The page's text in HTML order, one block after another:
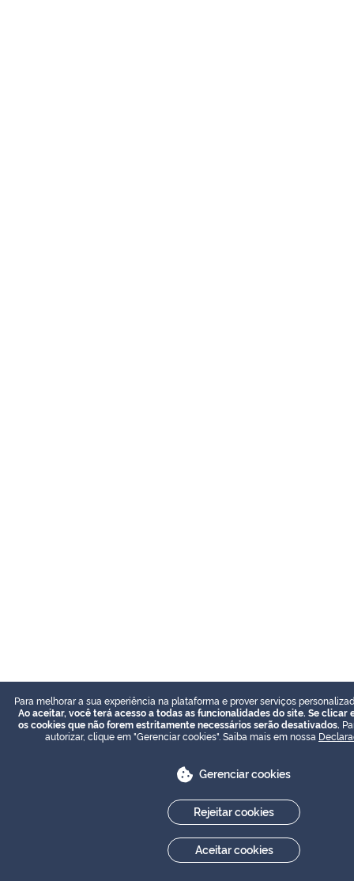
Para melhorar a sua experiência na plataforma e prover serviços
Ao aceitar, você terá acesso a todas as funcionalidades do site. Se clicar
os cookies que não forem estritamente necessários serão desativados.
autorizar, clique em "Gerenciar cookies". Saiba mais em nossa
Gerenciar cookies
Rejeitar cookies
Aceitar cookies